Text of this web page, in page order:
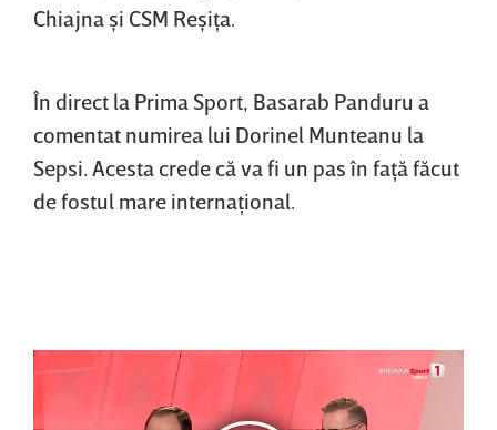
Chiajna şi CSM Reşiţa.
În direct la Prima Sport, Basarab Panduru a
comentat numirea lui Dorinel Munteanu la
Sepsi. Acesta crede că va fi un pas în faţă făcut
de fostul mare internaţional.